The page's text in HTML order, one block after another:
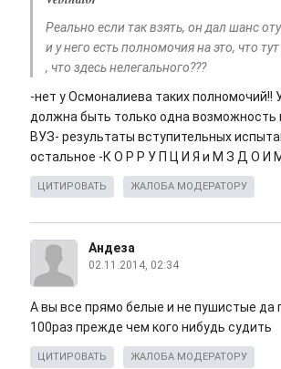
Реально если так взять, он дал шанс
и у него есть полномочия на это, что
, что здесь нелегального???
-нет у Осмоналиева таких полномочий!!
должна быть только одна возможность
ВУЗ- результаты вступительных
остальное -К О Р Р У П Ц И Я и М З Д О И
ЦИТИРОВАТЬ ЖАЛОБА МОДЕРАТОРУ
Андеза
02.11.2014, 02:34
А вы все прямо белые и не пушистые да
100раз прежде чем кого нибудь судить
ЦИТИРОВАТЬ ЖАЛОБА МОДЕРАТОРУ